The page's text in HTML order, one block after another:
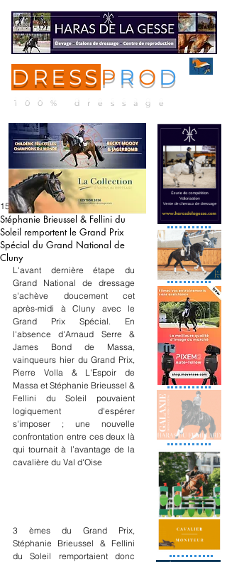
DRESS P R O D
100% dressage
Stéphanie Brieussel & Fellini du
Soleil remportent le Grand Prix
Spécial du Grand National de
Cluny
15 sept. 2024
L'avant dernière étape du
Grand National de dressage
s'achève doucement cet
après-midi à Cluny avec le
Grand Prix Spécial. En
l'absence d'Arnaud Serre &
James Bond de Massa,
vainqueurs hier du Grand Prix,
Pierre Volla & L'Espoir de
Massa et Stéphanie Brieussel &
Fellini du Soleil pouvaient
logiquement d'espérer
s'imposer ; une nouvelle
confrontation entre ces deux là
qui tournait à l’avantage de la
cavalière du Val d'Oise
3 èmes du Grand Prix,
Stéphanie Brieussel & Fellini
du Soleil remportaient donc